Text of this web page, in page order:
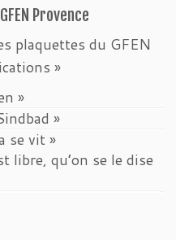
Provence
plaquettes du GFEN
»
»
»
se vit »
libre, qu’on se le dise